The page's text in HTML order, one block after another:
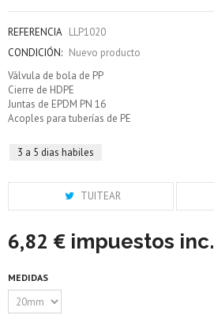
REFERENCIA LLP1020
CONDICIÓN: Nuevo producto
Válvula de bola de PP
Cierre de HDPE
Juntas de EPDM PN 16
Acoples para tuberías de PE
3 a 5 dias habiles
TUITEAR
6,82 € impuestos inc.
MEDIDAS